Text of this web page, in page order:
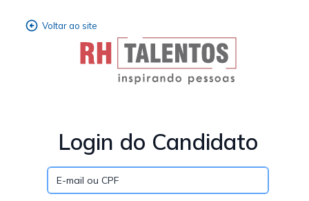
Login do Candidato